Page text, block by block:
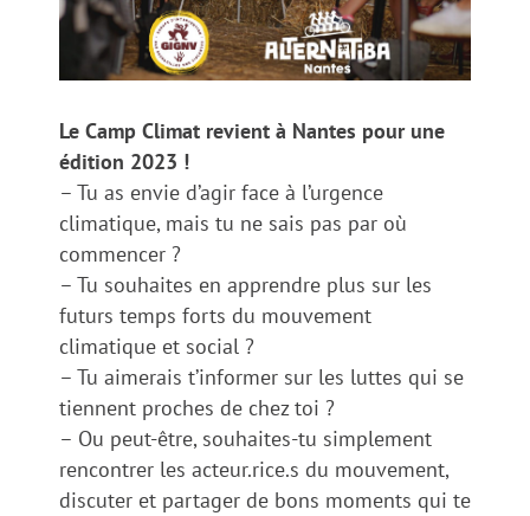
Le Camp Climat revient à Nantes pour une
édition 2023 !
– Tu as envie d’agir face à l’urgence
climatique, mais tu ne sais pas par où
commencer ?
– Tu souhaites en apprendre plus sur les
futurs temps forts du mouvement
climatique et social ?
– Tu aimerais t’informer sur les luttes qui se
tiennent proches de chez toi ?
– Ou peut-être, souhaites-tu simplement
rencontrer les acteur.rice.s du mouvement,
discuter et partager de bons moments qui te